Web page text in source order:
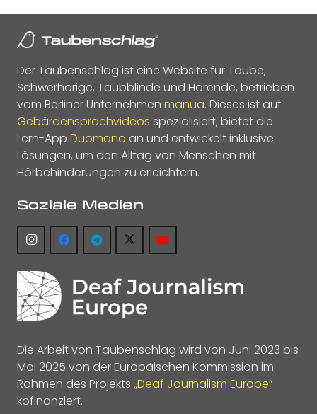
Der Taubenschlag ist eine Website für Taube,
Schwerhörige, Taubblinde und Hörende, betrieben
vom Berliner Unternehmen manua. Dieses ist auf
Gebärdensprachvideos spezialisiert, bietet die
Lern-App Duomano an und entwickelt inklusive
Lösungen, um den Alltag von Menschen mit
Hörbehinderungen zu erleichtern.
Soziale Medien
Die Arbeit von Taubenschlag wird von Juni 2023 bis
Mai 2025 von der Europäischen Kommission im
Rahmen des Projekts „Deaf Journalism Europe“
kofinanziert.